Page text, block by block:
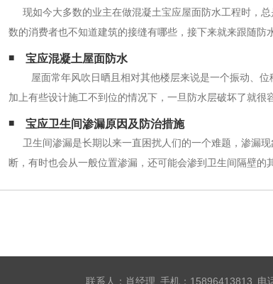
现如今大多数的业主在做混凝土宝应屋面防水工程时，
数的消费者也不知道建筑的接缝有哪些，接下来就来跟随防
土屋面防水施工分隔缝一、建筑屋面接缝分类和特点建筑
以下受温度变化的影响很小，基层以上的上部结
宝应混凝土屋面防水
屋面常年风吹日晒且相对其他楼层来说是一个振动、
加上有些设计施工不到位的情况下，一旦防水层破坏了就
不同的处理措施，解决屋面常见的渗漏水问题。一起来学
板）。在渗漏的管
宝应卫生间渗漏原因及防治措施
卫生间渗漏是长期以来一直困扰人们的一个难题，渗漏
断，有时也会从一般位置渗漏，还可能会渗到卫生间隔壁
联系人：肖经理 手机：15896413813 电